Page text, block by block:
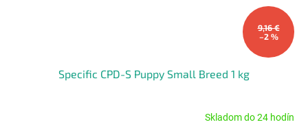
9,16 €
–2 %
Specific CPD-S Puppy Small Breed 1 kg
Skladom do 24 hodín